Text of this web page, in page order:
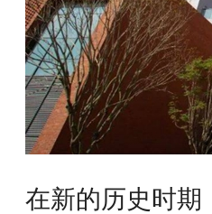
在新的历史时期